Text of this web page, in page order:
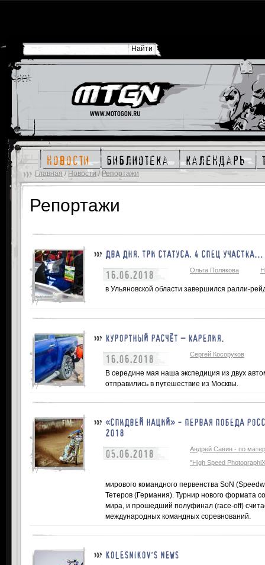
новости библиотека календарь
Главная / Новости /Репортажи
Репортажи
ДВА ДНЯ, ТРИ СТАТУСА, 4 СПЕЦ УЧАСТКА…
16.06.2018 Ольга Полякова
в Ульяновской области завершился ралли-
КУРОРТНЫЙ РАСЧЁТ – КАРЕЛИЯ.
16.06.2018 Сергей Косоруков
В середине мая наша экспедиция из двух
отправились в путешествие из Москвы.
«СПИДВЕЙ НАЦИЙ» - ПЕРВАЯ ПОБЕДА
2018
05.06.2018
Андрей Савин - по
"High Speed
мирового командного первенства SoN
Тетеров (Германия). Турнир нового формата
мира, и прошедший полуфинал (race-off)
международных командных соревнований.
KOLESNIKOV'S NEWS